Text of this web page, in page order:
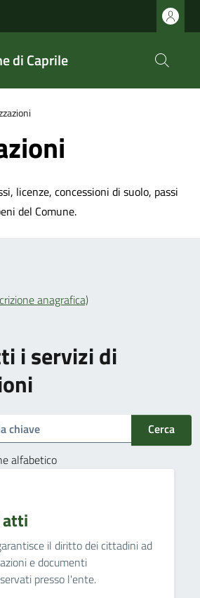
di Caprile
licenze, concessioni di suolo, passi
del Comune.
i servizi di
Cerca
alfabetico
atti
il diritto dei cittadini ad
e documenti
presso l'ente.
anagrafica)